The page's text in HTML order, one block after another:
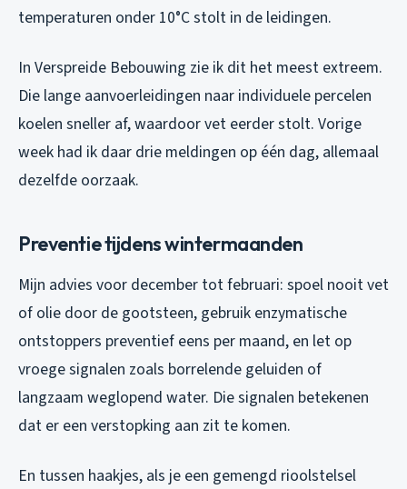
temperaturen onder 10°C stolt in de leidingen.
In Verspreide Bebouwing zie ik dit het meest extreem.
Die lange aanvoerleidingen naar individuele percelen
koelen sneller af, waardoor vet eerder stolt. Vorige
week had ik daar drie meldingen op één dag, allemaal
dezelfde oorzaak.
Preventie tijdens wintermaanden
Mijn advies voor december tot februari: spoel nooit vet
of olie door de gootsteen, gebruik enzymatische
ontstoppers preventief eens per maand, en let op
vroege signalen zoals borrelende geluiden of
langzaam weglopend water. Die signalen betekenen
dat er een verstopking aan zit te komen.
En tussen haakjes, als je een gemengd rioolstelsel